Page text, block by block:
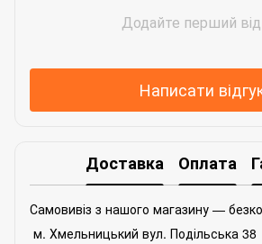
Додайте перший
Написати
Доставка Оплата
Самовивіз з нашого магазину —
м. Хмельницький вул. Подільська 38